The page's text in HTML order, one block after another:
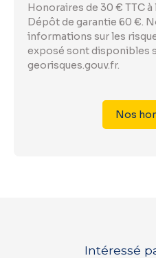
Honoraires de 30 € TTC
Dépôt de garantie 60 €.
informations sur les
exposé sont disponibles
georisques.gouv.fr.
Nos
Intéressé